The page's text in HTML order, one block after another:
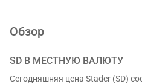
Обзор
SD В МЕСТНУЮ ВАЛЮТУ
Сегодняшняя цена Stader (SD)